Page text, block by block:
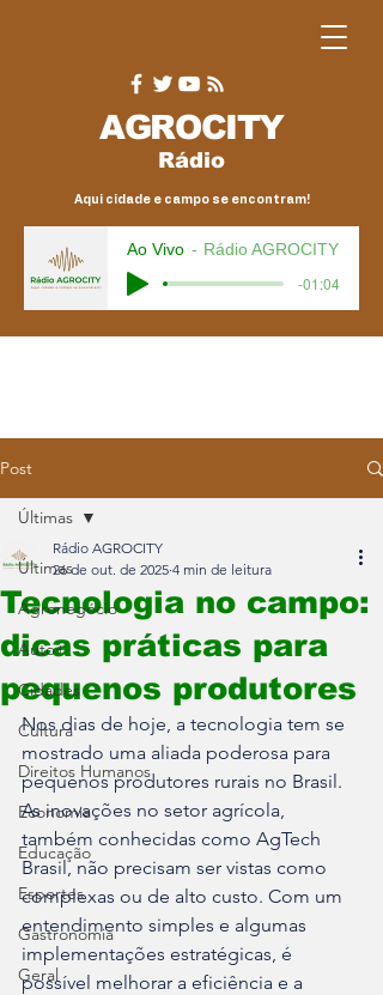
AGROCITY
Rádio
Aqui cidade e campo se encontram!
Ao Vivo Rádio AGROCITY
-01:04
Post
Últimas
Agronegócio
Auto+
Cidades
Cultura
Direitos Humanos
Economia
Educação
Esportes
Gastronomia
Geral
Últimas
Tecnologia no campo:
dicas práticas para
pequenos produtores
Rádio AGROCITY
26 de out. de 2025 4 min de leitura
Nos dias de hoje, a tecnologia tem se
mostrado uma aliada poderosa para
pequenos produtores rurais no Brasil.
As inovações no setor agrícola,
também conhecidas como AgTech
Brasil, não precisam ser vistas como
complexas ou de alto custo. Com um
entendimento simples e algumas
implementações estratégicas, é
possível melhorar a eficiência e a